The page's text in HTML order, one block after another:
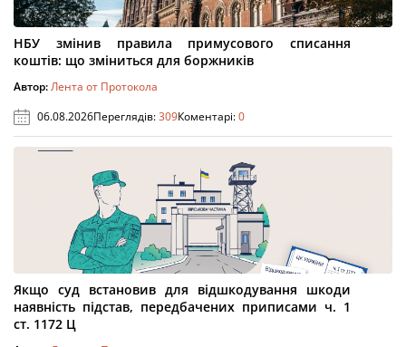
НБУ змінив правила примусового списання
коштів: що зміниться для боржників
Автор:Лента от Протокола
06.08.2026Переглядів:309Коментарі:0
Якщо суд встановив для відшкодування шкоди
наявність підстав, передбачених приписами ч. 1
ст. 1172 Ц